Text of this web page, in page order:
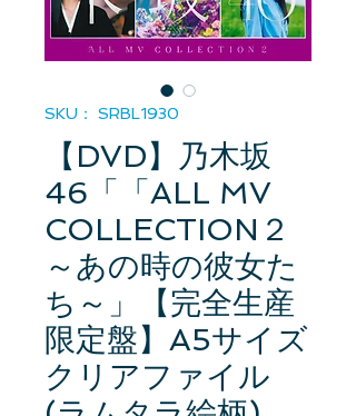
SKU： SRBL1930
【DVD】乃木坂
46「「ALL MV
COLLECTION２
～あの時の彼女た
ち～」【完全生産
限定盤】A5サイズ
クリアファイル